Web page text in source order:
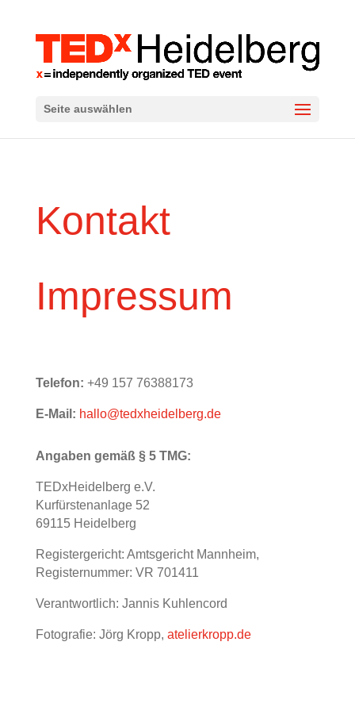
Seite auswählen
Kontakt
Impressum
Telefon: ‭+49 157 76388173‬
E-Mail: hallo@tedxheidelberg.de
Angaben gemäß § 5 TMG:
TEDxHeidelberg e.V.
Kurfürstenanlage 52
69115 Heidelberg
Registergericht: Amtsgericht Mannheim,
Registernummer: VR 701411
Verantwortlich: Jannis Kuhlencord
Fotografie: Jörg Kropp, atelierkropp.de